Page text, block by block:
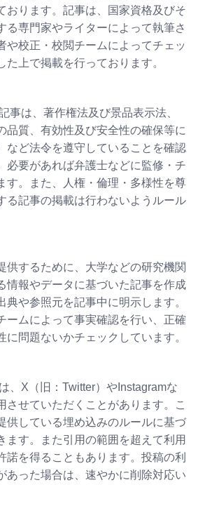
おります。記事は、国家資格及びそ
る専門家やライターによって執筆さ
や校正・校閲チームによってチェッ
た上で掲載を行っております。
事は、著作権法及び景品表示法、
品質、有効性及び安全性の確保等に
など法令を遵守していることを確認
必要があれば弁護士などに監修・チ
す。また、人権・倫理・多様性を尊
る記事の掲載は行わないようルール
供するために、大学などの研究機関
情報やデータに基づいた記事を作成
典や参照元を記事中に明示します。
ームによって事実確認を行い、正確
に問題ないかチェックしています。
、X（旧：Twitter）やInstagramな
させていただくことがあります。こ
供している埋め込みのルールに基づ
ます。また引用の範囲を超えて利用
諾を得ることもあります。投稿の利
あった場合は、速やかに削除対応い